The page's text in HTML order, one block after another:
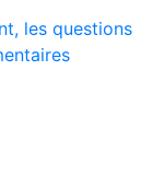
les questions